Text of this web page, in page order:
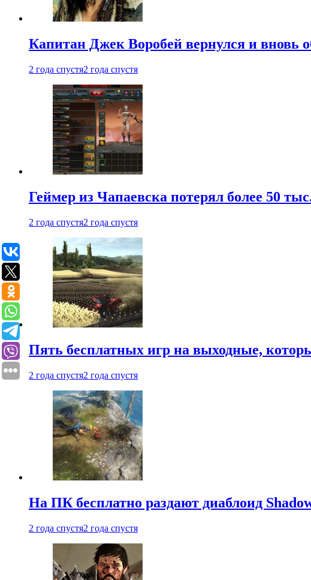
Капитан Джек Воробей вернулся и вновь
2 года спустя2 года спустя
Геймер из Чапаевска потерял более 50
2 года спустя2 года спустя
Пять бесплатных игр на выходные,
2 года спустя2 года спустя
На ПК бесплатно раздают диаблоид
2 года спустя2 года спустя